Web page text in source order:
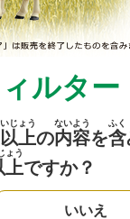
ルター
以上
いじょう
の内容
ないよう
を含
ふく
上
ょう
ですか？
いいえ